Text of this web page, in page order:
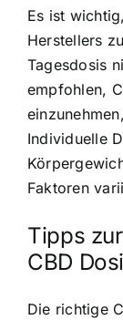
Es ist
Herstellers
Tagesdosis
empfohlen,
Individuelle
Faktoren
Tipps
CBD
Die richtige